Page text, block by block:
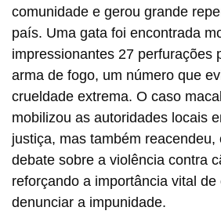
comunidade e gerou grande
país. Uma gata foi encontrada
impressionantes 27 perfurações
arma de fogo, um número que
crueldade extrema. O caso
mobilizou as autoridades locais
justiça, mas também reacendeu,
debate sobre a violência contra
reforçando a importância vital de
denunciar a impunidade.